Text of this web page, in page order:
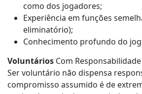
como dos jogadores;
Experiência em funções
eliminatório);
Conhecimento profundo do
Voluntários Com Responsabilidade
Ser voluntário não dispensa
compromisso assumido é de